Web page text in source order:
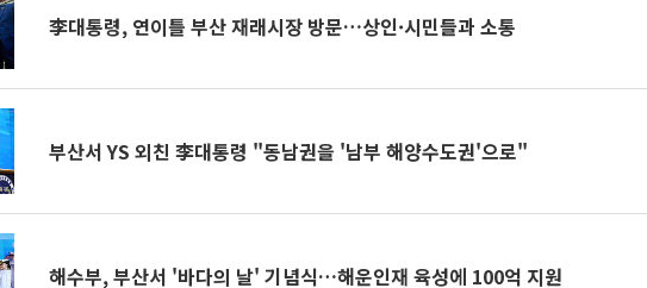
李대통령, 연이틀 부산 재래시장 방문…상인·시민들과 소통
부산서 YS 외친 李대통령 "동남권을 '남부 해양수도권'으로"
해수부, 부산서 '바다의 날' 기념식…해운인재 육성에 100억 지원